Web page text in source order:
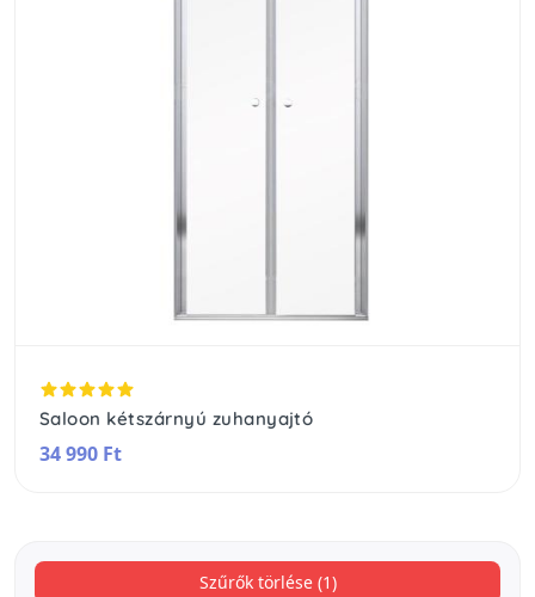
Szűrők törlése (1)
Saloon kétszárnyú zuhanyajtó
34 990 Ft